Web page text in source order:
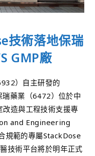
技術落地保瑞
GMP廠
）自主研發的
藥業（6472）位於中
造與工程技術支援專
and Engineering
規範的專屬StackDose
技術平台將於明年正式